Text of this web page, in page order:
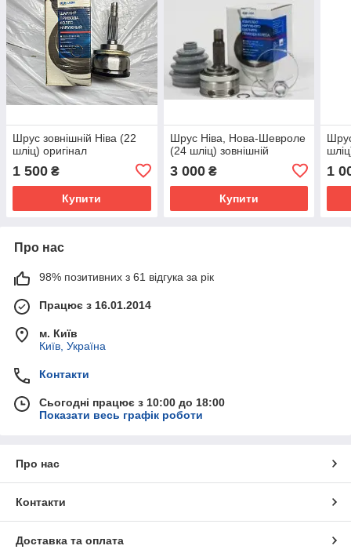
Шрус зовнішній Ніва (22
шліц) оригінал
1 500 ₴
Купити
Шрус Ніва, Нова-Шевроле
(24 шліц) зовнішній
3 000₴
Купити
1
Про нас
98% позитивних з 61 відгука за рік
Працює з 16.01.2014
м. Київ
Київ, Україна
Контакти
Сьогодні працює з 10:00 до 18:00
Показати весь графік роботи
Про нас
Контакти
Доставка та оплата